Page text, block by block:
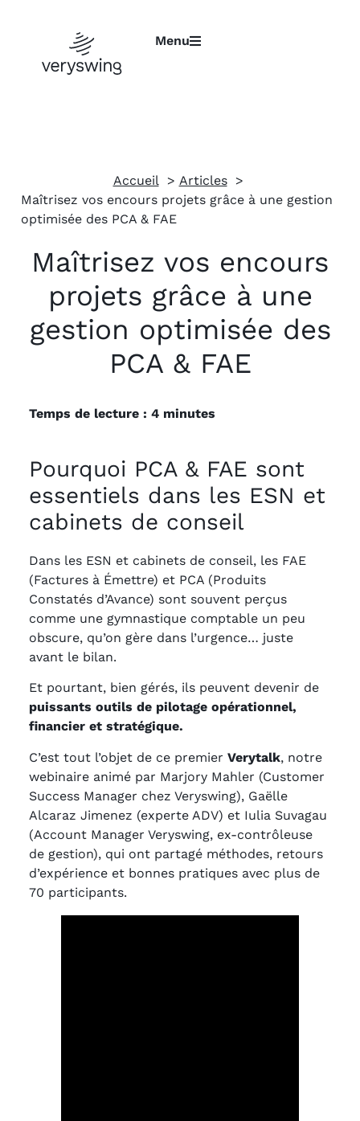
Menu
Accueil
Articles
Maîtrisez vos encours projets grâce à une gestion
optimisée des PCA & FAE
Maîtrisez vos encours
projets grâce à une
gestion optimisée des
PCA & FAE
Temps de lecture : 4 minutes
Pourquoi PCA & FAE sont
essentiels dans les ESN et
cabinets de conseil
Dans les ESN et cabinets de conseil, les FAE
(Factures à Émettre) et PCA (Produits
Constatés d’Avance) sont souvent perçus
comme une gymnastique comptable un peu
obscure, qu’on gère dans l’urgence… juste
avant le bilan.
Et pourtant, bien gérés, ils peuvent devenir de
puissants outils de pilotage opérationnel,
financier et stratégique.
C’est tout l’objet de ce premier Verytalk, notre
webinaire animé par Marjory Mahler (Customer
Success Manager chez Veryswing), Gaëlle
Alcaraz Jimenez (experte ADV) et Iulia Suvagau
(Account Manager Veryswing, ex-contrôleuse
de gestion), qui ont partagé méthodes, retours
d’expérience et bonnes pratiques avec plus de
70 participants.